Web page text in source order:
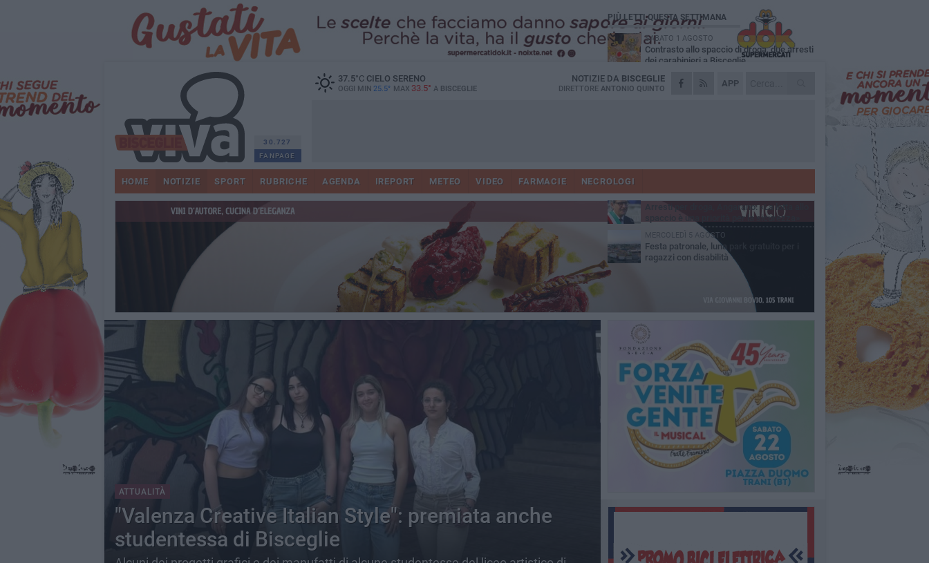
30.727
FANPAGE
37.5°CCIELO SERENO
OGGI MIN 25.5° MAX 33.5° A BISCEGLIE
APP
NOTIZIE DA BISCEGLIE
DIRETTORE ANTONIO QUINTO
HOME NOTIZIE SPORT RUBRICHE AGENDA IREPORT METEO VIDEO FARMACIE NECROLOGI
ATTUALITÀ
"Valenza Creative Italian Style": premiata anche
studentessa di Bisceglie
PIÙ LETTI QUESTA SETTIMANA
SABATO 1 AGOSTO
Contrasto allo spaccio di droga, due arresti
dei carabinieri a Bisceglie
MARTEDÌ 4 AGOSTO
Emergenza caldo, il Comune di Bisceglie
Due auto incendiate nella notte in via Dieta
SABATO 1 AGOSTO
Arresti per droga, Angarano: «La lotta allo
spaccio è una priorità per la sicurezza»
MERCOLEDÌ 5 AGOSTO
Festa patronale, luna park gratuito per i
ragazzi con disabilità